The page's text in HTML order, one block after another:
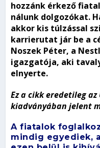
hozzánk érkező
nálunk dolgozókat.
akkor kis túlzással
karrierutat jár be a
Noszek Péter, a
igazgatója, aki
elnyerte.
Ez a cikk eredetileg
kiadványában jelent
A fiatalok
mindig egyediek,